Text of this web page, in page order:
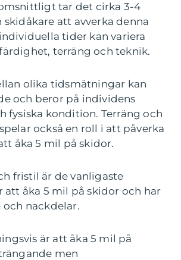
tar det cirka 3-4
att avverka denna
tider kan variera
terräng och teknik.
olika tidsmätningar kan
och beror på individens
fysiska kondition. Terräng och
också en roll i att påverka
åka 5 mil på skidor.
fristil är de vanligaste
att åka 5 mil på skidor och har
och nackdelar.
är att åka 5 mil på
men